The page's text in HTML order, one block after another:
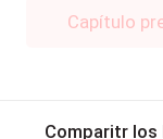
Capítulo
Comparitr los